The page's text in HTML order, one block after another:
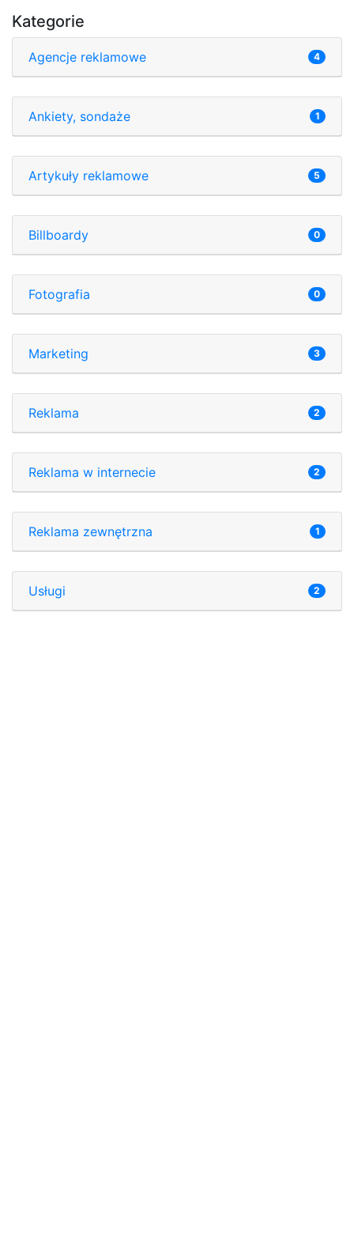
Kategorie
Agencje reklamowe 4
Ankiety, sondaże 1
Artykuły reklamowe 5
Billboardy 0
Fotografia 0
Marketing 3
Reklama 2
Reklama w internecie 2
Reklama zewnętrzna 1
Usługi 2